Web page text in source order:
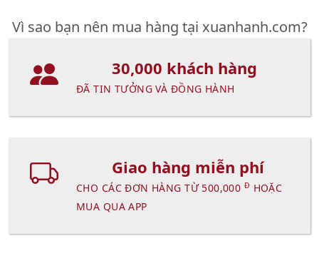
Vì sao bạn nên mua hàng tại xuanhanh.com?
30,000 khách hàng
ĐÃ TIN TƯỞNG VÀ ĐỒNG HÀNH
Giao hàng miễn phí
CHO CÁC ĐƠN HÀNG TỪ 500,000 Đ HOẶC
MUA QUA APP